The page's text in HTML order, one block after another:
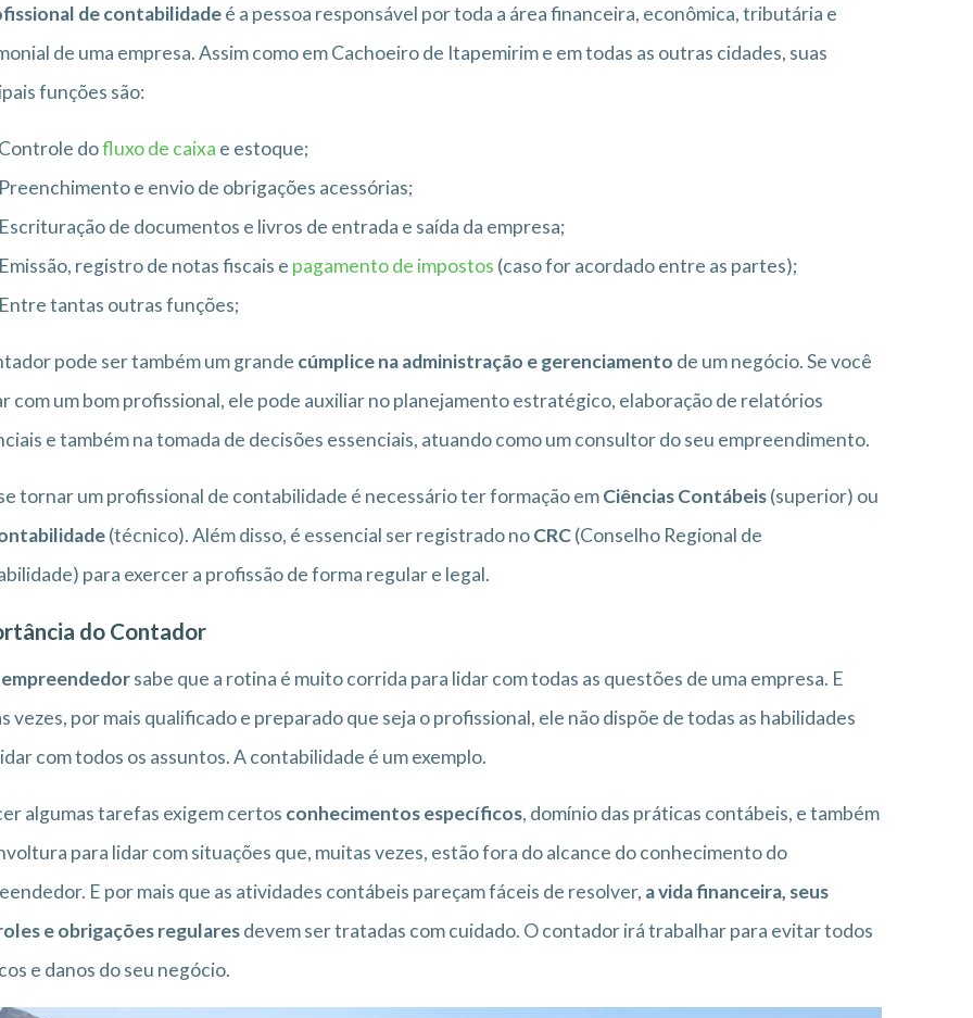
de contabilidadeé a pessoa responsável por toda a área financeira, econômica, tributária e
de uma empresa. Assim como em Cachoeiro de Itapemirim e em todas as outras cidades, suas
funções são:
dofluxo de caixa e estoque;
e envio de obrigações acessórias;
de documentos e livros de entrada e saída da empresa;
registro de notas fiscais e pagamento de impostos (caso for acordado entre as partes);
tantas outras funções;
pode ser também um grande cúmplice na administração e gerenciamento de um negócio. Se você
com um bom profissional, ele pode auxiliar no planejamento estratégico, elaboração de relatórios
e também na tomada de decisões essenciais, atuando como um consultor do seu empreendimento.
tornar um profissional de contabilidade é necessário ter formação emCiências Contábeis(superior) ou
(técnico). Além disso, é essencial ser registrado noCRC(Conselho Regional de
para exercer a profissão de forma regular e legal.
do Contador
empreendedorsabe que a rotina é muito corrida para lidar com todas as questões de uma empresa. E
vezes, por mais qualificado e preparado que seja o profissional, ele não dispõe de todas as habilidades
com todos os assuntos. A contabilidade é um exemplo.
algumas tarefas exigem certos conhecimentos específicos, domínio das práticas contábeis, e também
para lidar com situações que, muitas vezes, estão fora do alcance do conhecimento do
E por mais que as atividades contábeis pareçam fáceis de resolver, a vida financeira, seus
e obrigações regularesdevem ser tratadas com cuidado. O contador irá trabalhar para evitar todos
e danos do seu negócio.